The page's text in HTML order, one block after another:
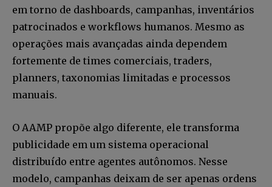
em torno de dashboards, campanhas, inventários
patrocinados e workflows humanos. Mesmo as
operações mais avançadas ainda dependem
fortemente de times comerciais, traders,
planners, taxonomias limitadas e processos
manuais.
O AAMP propõe algo diferente, ele transforma
publicidade em um sistema operacional
distribuído entre agentes autônomos. Nesse
modelo, campanhas deixam de ser apenas ordens